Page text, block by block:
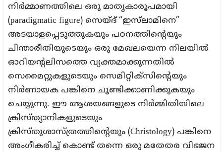
നിർമ്മാണത്തിലെ ഒരു മാതൃകാരൂപമായി
(paradigmatic figure) സെയ്ദ് “ഇസ്‌ലാമിനെ”
അടയാളപ്പെടുത്തുകയും പഠനത്തിന്റെയും
ചിന്താരീതിയുടെയും ഒരു മേഖലയെന്ന നിലയിൽ
ഓറിയന്റലിസത്തെ വ്യക്തമാക്കുന്നതിൽ
സെമൈറ്റുകളുടെയും സെമിറ്റിക്സിന്റെയും
നിർണായക പങ്കിനെ ചൂണ്ടിക്കാണിക്കുകയും
ചെയ്യുന്നു. ഈ ആശയങ്ങളുടെ നിര്‍മ്മിതിയിലെ
ക്രിസ്ത്യാനികളുടെയും
ക്രിസ്തുശാസ്ത്രത്തിന്റെയും (Christology) പങ്കിനെ
അംഗീകരിച്ച് കൊണ്ട് തന്നെ ഒരു മതേതര വിഭജന